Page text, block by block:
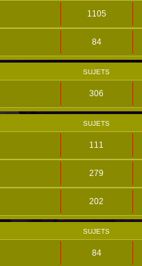
1105
84
SUJETS
306
SUJETS
111
279
202
SUJETS
84